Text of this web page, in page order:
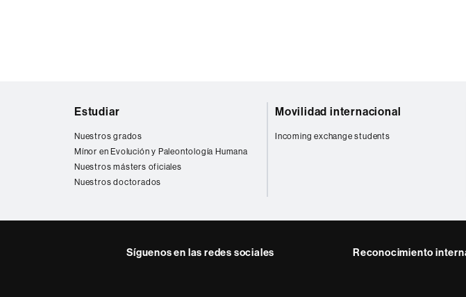
Estudiar
Nuestros grados
Mínor en Evolución y Paleontología Humana
Nuestros másters oficiales
Nuestros doctorados
Movilidad internacional
Incoming exchange students
Síguenos en las redes sociales Reconocimiento